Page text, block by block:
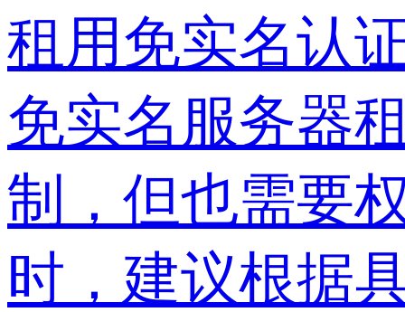
租用免实名认
免实名服务器
制，但也需要
时，建议根据